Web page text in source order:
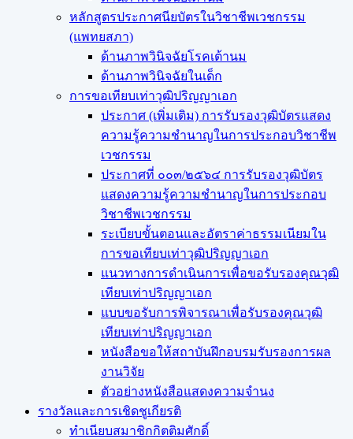
หลักสูตรประกาศนียบัตรในวิชาชีพเวชกรรม
(แพทยสภา)
ด้านภาพวินิจฉัยโรคเต้านม
ด้านภาพวินิจฉัยในเด็ก
การขอเทียบเท่า​วุฒิปริญญา​เอก
ประกาศ (เพิ่มเติม) การรับรองวุฒิบัตรแสดง
ความรู้ความชำนาญในการประกอบวิชาชีพ
เวชกรรม
ประกาศที่ ๐๐๓/๒๕๖๔ การรับรองวุฒิบัตร
แสดงความรู้ความชำนาญในการประกอบ
วิชาชีพเวชกรรม
ระเบียบขั้นตอนและอัตราค่าธรรมเนียมใน
การขอเทียบเท่าวุฒิปริญญาเอก
แนวทางการดำเนินการเพื่อขอรับรองคุณวุฒิ
เทียบเท่าปริญญาเอก
แบบขอรับการพิจารณาเพื่อรับรองคุณวุฒิ
เทียบเท่าปริญญาเอก
หนังสือขอให้สถาบันฝึกอบรมรับรองการผล
งานวิจัย
ตัวอย่างหนังสือแสดงความจำนง
รางวัลและการเชิดชูเกียรติ
ทำเนียบสมาชิกกิตติมศักดิ์